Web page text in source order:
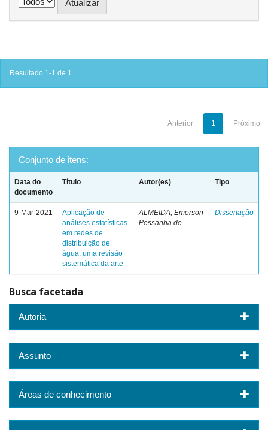
Resultado 1-1 de 1.
Anterior 1 Próximo
Conjunto de itens:
Data do
documento
Título Autor(es) Tipo
9-Mar-2021
Aplicação de
análises estatísticas
em redes de
distribuição de
água: uma revisão
sistemática da arte
ALMEIDA, Emerson
Pessanha de
Dissertação
Busca facetada
Autoria
Assunto
Áreas de conhecimento